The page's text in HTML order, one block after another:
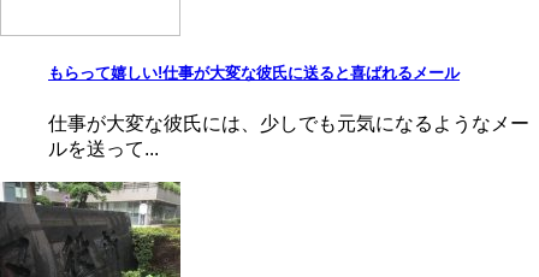
もらって嬉しい!仕事が大変な彼氏に送ると喜ばれるメール
仕事が大変な彼氏には、少しでも元気になるようなメー
ルを送って...